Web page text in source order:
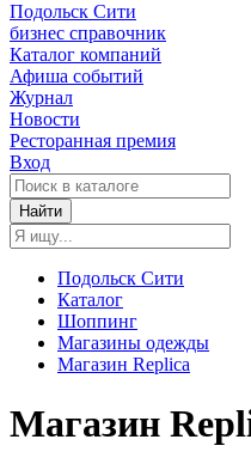
Подольск Сити
бизнес справочник
Каталог компаний
Афиша событий
Журнал
Новости
Ресторанная премия
Вход
Найти
Подольск Сити
Каталог
Шоппинг
Магазины одежды
Магазин Replica
Магазин